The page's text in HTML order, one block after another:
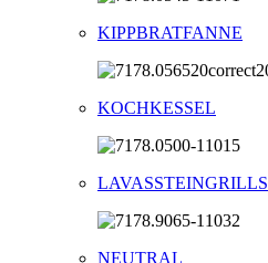
KIPPBRATFANNE
KOCHKESSEL
LAVASSTEINGRILLS
NEUTRAL